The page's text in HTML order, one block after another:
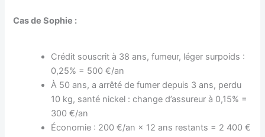
Cas de Sophie :
Crédit souscrit à 38 ans, fumeur, léger surpoids :
0,25% = 500 €/an
À 50 ans, a arrêté de fumer depuis 3 ans, perdu
10 kg, santé nickel : change d’assureur à 0,15% =
300 €/an
Économie : 200 €/an × 12 ans restants = 2 400 €